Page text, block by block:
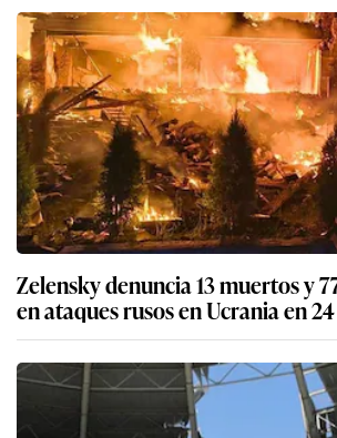
Zelensky denuncia 13 muertos y
en ataques rusos en Ucrania en